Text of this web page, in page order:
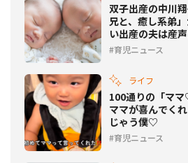
双子出産の中川
兄と、癒し系弟
い出産の夫は産声
育児ニュース
ライフ
100通りの「マ
ママが喜んでく
じゃう僕♡
育児ニュース